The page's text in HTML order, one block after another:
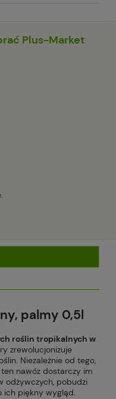
Plus-Market
płatności
palmy 0,5l
roślin tropikalnych w
zrewolucjonizuje
Niezależnie od tego,
nawóz dostarczy im
odżywczych, pobudzi
ich piękny wygląd.